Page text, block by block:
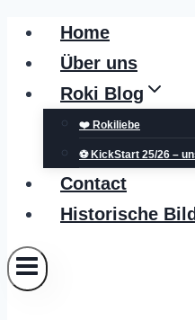
Zum
Inhalt
springen
Home
Über uns
Roki Blog
❤️ Rokiliebe
⚽ KickStart 25/26 –
Contact
Historische